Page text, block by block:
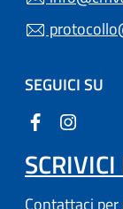
SEGUICI SU